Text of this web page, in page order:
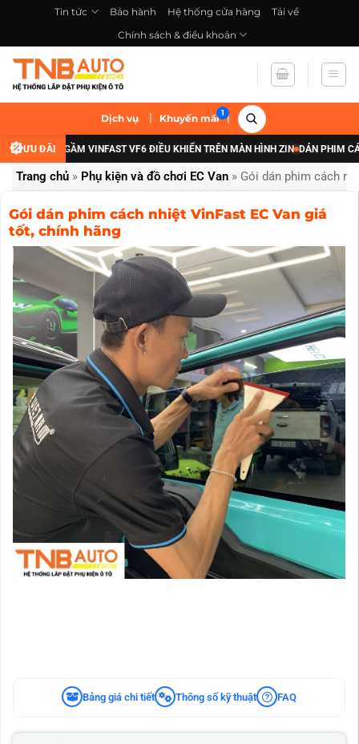
nội
dung
Tin tức Bảo hành Hệ thống cửa hàng
Tải về
Chính sách & điều khoản
Dịch vụ | Khuyến mãi |
ƯU ĐÃI
GẦM VINFAST VF6 ĐIỀU KHIỂN TRÊN MÀN HÌNH ZIN DÁN PHIM CÁCH
Trang chủ » Phụ kiện và đồ chơi EC Van » Gói dán phim cách
Gói dán phim cách nhiệt VinFast EC Van giá
tốt, chính hãng
Bảng giá chi tiết Thông số kỹ thuật FAQ